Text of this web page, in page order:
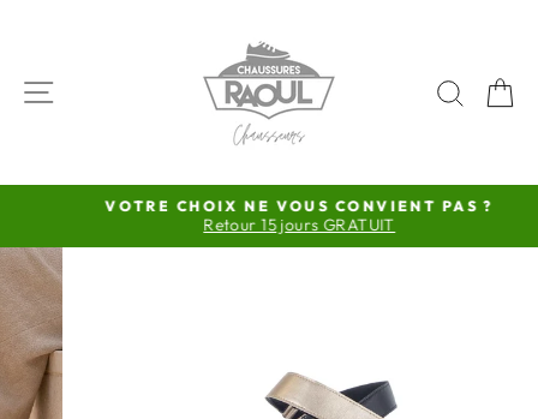
NAVIGATION
Diaporama
Pause
VOTRE CHOIX NE VOUS CONVIENT PAS ?
Retour 15 jours GRATUIT